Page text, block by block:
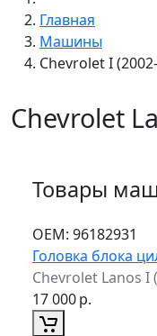
Главная
Машины
Chevrolet I
Chevrolet
Товары
ОЕМ: 96182931
Головка блока
Chevrolet Lanos I
17 000р.